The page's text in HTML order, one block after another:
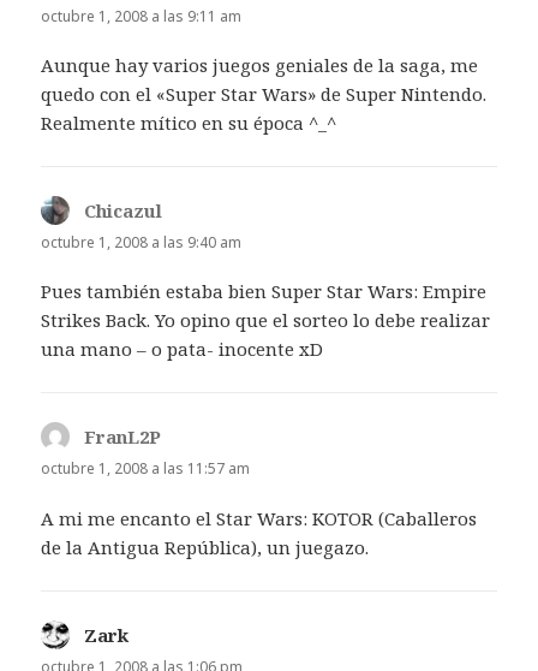
octubre 1, 2008 a las 9:11 am
Aunque hay varios juegos geniales de la saga, me
quedo con el «Super Star Wars» de Super Nintendo.
Realmente mítico en su época ^_^
Chicazul
octubre 1, 2008 a las 9:40 am
Pues también estaba bien Super Star Wars: Empire
Strikes Back. Yo opino que el sorteo lo debe realizar
una mano – o pata- inocente xD
FranL2P
octubre 1, 2008 a las 11:57 am
A mi me encanto el Star Wars: KOTOR (Caballeros
de la Antigua República), un juegazo.
Zark
octubre 1, 2008 a las 1:06 pm